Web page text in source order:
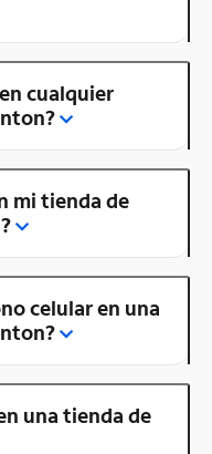
cualquier
mi tienda de
celular en una
una tienda de